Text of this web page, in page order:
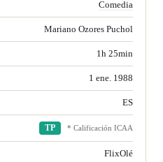
Comedia
Mariano Ozores Puchol
1h 25min
1 ene. 1988
ES
TP * Calificación ICAA
FlixOlé